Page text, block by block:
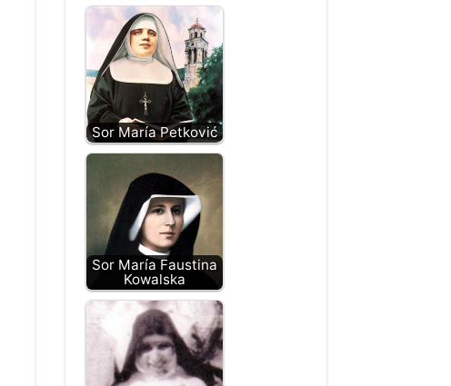
Sor María Petković
Sor María Faustina
Kowalska